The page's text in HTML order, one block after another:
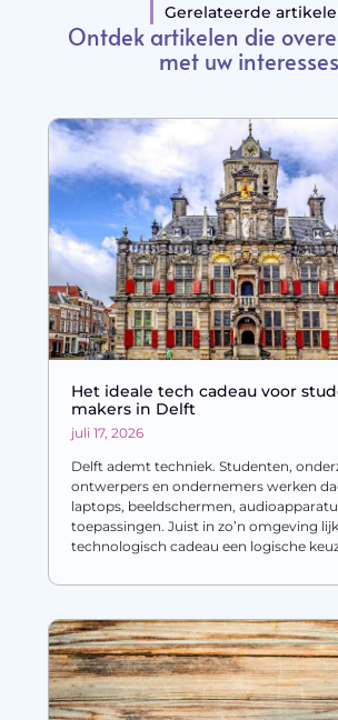
Gerelateerde
Ontdek artikelen die
met uw interesses
Het ideale tech cadeau voor
makers in Delft
juli 17, 2026
Delft ademt techniek. Studenten,
ontwerpers en ondernemers werken
laptops, beeldschermen,
toepassingen. Juist in zo’n omgeving
technologisch cadeau een logische